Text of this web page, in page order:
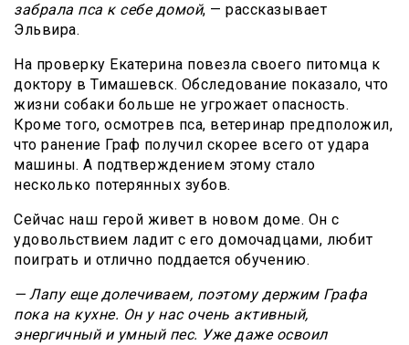
забрала пса к себе домой, — рассказывает
Эльвира.
На проверку Екатерина повезла своего питомца к
доктору в Тимашевск. Обследование показало, что
жизни собаки больше не угрожает опасность.
Кроме того, осмотрев пса, ветеринар предположил,
что ранение Граф получил скорее всего от удара
машины. А подтверждением этому стало
несколько потерянных зубов.
Сейчас наш герой живет в новом доме. Он с
удовольствием ладит с его домочадцами, любит
поиграть и отлично поддается обучению.
— Лапу еще долечиваем, поэтому держим Графа
пока на кухне. Он у нас очень активный,
энергичный и умный пес. Уже даже освоил